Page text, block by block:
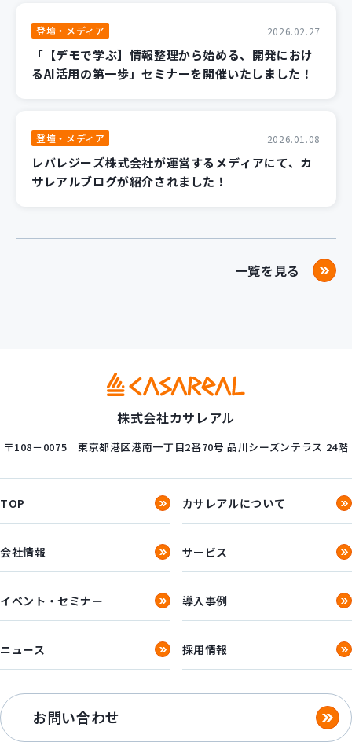
登壇・メディア 2026.02.27
「【デモで学ぶ】情報整理から始める、開発におけ
るAI活用の第一歩」セミナーを開催いたしました！
登壇・メディア 2026.01.08
レバレジーズ株式会社が運営するメディアにて、カ
サレアルブログが紹介されました！
一覧を見る
株式会社カサレアル
〒108－0075 東京都港区港南一丁目2番70号 品川シーズンテラス 24階
TOP カサレアルについて
会社情報 サービス
イベント・セミナー 導入事例
ニュース 採用情報
お問い合わせ